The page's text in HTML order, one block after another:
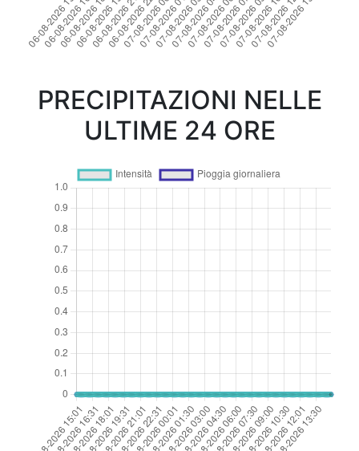
PRECIPITAZIONI NELLE
ULTIME 24 ORE